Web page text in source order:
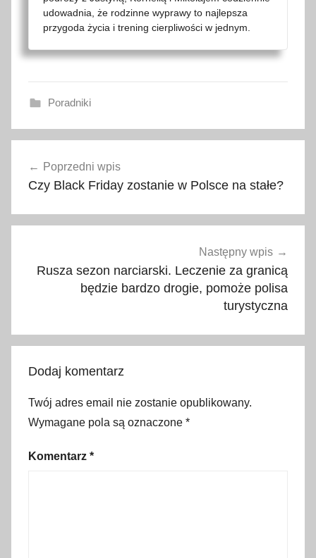
udowadnia, że rodzinne wyprawy to najlepsza
przygoda życia i trening cierpliwości w jednym.
Poradniki
c
a
e
n
a
wpisu
Poprzedni wpis
Czy Black Friday zostanie w Polsce na stałe?
Następny wpis
Rusza sezon narciarski. Leczenie za granicą
będzie bardzo drogie, pomoże polisa
turystyczna
Dodaj komentarz
Twój adres email nie zostanie opublikowany.
Wymagane pola są oznaczone *
Komentarz *